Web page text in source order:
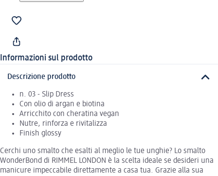
Informazioni sul prodotto
Descrizione prodotto
n. 03 - Slip Dress
Con olio di argan e biotina
Arricchito con cheratina vegan
Nutre, rinforza e rivitalizza
Finish glossy
Cerchi uno smalto che esalti al meglio le tue unghie? Lo smalto
WonderBond di RIMMEL LONDON è la scelta ideale se desideri una
manicure impeccabile direttamente a casa tua. Grazie alla sua